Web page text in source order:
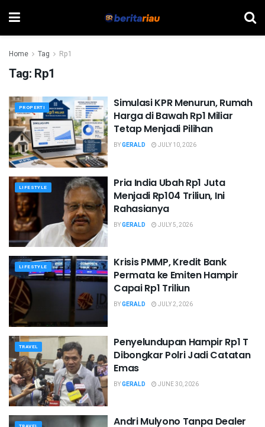
Home Tag Rp1
Tag: Rp1
PROPERTI
Simulasi KPR Menurun, Rumah
Harga di Bawah Rp1 Miliar
Tetap Menjadi Pilihan
BYGERALD JULY 10, 2026
LIFESTYLE
Pria India Ubah Rp1 Juta
Menjadi Rp104 Triliun, Ini
Rahasianya
BYGERALD JULY 5, 2026
LIFESTYLE
Krisis PMMP, Kredit Bank
Permata ke Emiten Hampir
Capai Rp1 Triliun
BYGERALD JULY 2, 2026
TRAVEL
Penyelundupan Hampir Rp1 T
Dibongkar Polri Jadi Catatan
Emas
BYGERALD JUNE 30, 2026
Andri Mulyono Tanpa Dealer